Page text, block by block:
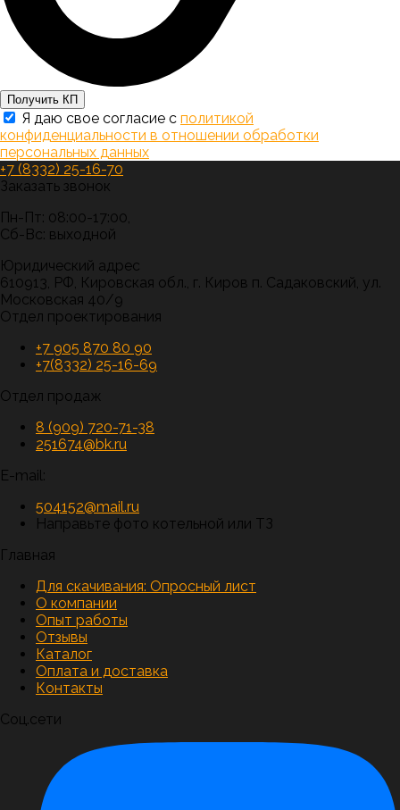
Получить КП
Я даю свое согласие с политикой
конфиденциальности в отношении обработки
персональных данных
+7 (8332) 25-16-70
Заказать звонок
Пн-Пт: 08:00-17:00,
Сб-Вс: выходной
Юридический адрес
610913, РФ, Кировская обл., г. Киров п. Садаковский, ул.
Московская 40/9
Отдел проектирования
+7 905 870 80 90
+7(8332) 25-16-69
Отдел продаж
8 (909) 720-71-38
251674@bk.ru
E-mail:
504152@mail.ru
Направьте фото котельной или ТЗ
Главная
Для скачивания: Опросный лист
О компании
Опыт работы
Отзывы
Каталог
Оплата и доставка
Контакты
Соц.сети